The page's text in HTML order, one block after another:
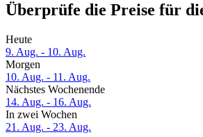
Überprüfe die Preise für
Heute
9. Aug. - 10. Aug.
Morgen
10. Aug. - 11. Aug.
Nächstes Wochenende
14. Aug. - 16. Aug.
In zwei Wochen
21. Aug. - 23. Aug.